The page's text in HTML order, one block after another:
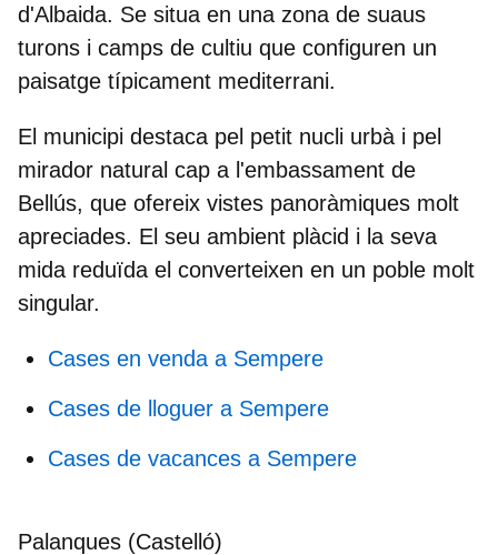
d'Albaida. Se situa en una zona de suaus
turons i camps de cultiu que configuren un
paisatge típicament mediterrani.
El municipi destaca pel petit nucli urbà i pel
mirador natural cap a l'embassament de
Bellús, que ofereix vistes panoràmiques molt
apreciades. El seu ambient plàcid i la seva
mida reduïda el converteixen en un poble molt
singular.
Cases en venda a Sempere
Cases de lloguer a Sempere
Cases de vacances a Sempere
Palanques (Castelló)